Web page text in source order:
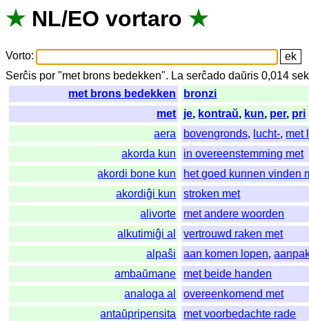
★ NL/EO vortaro ★
Vorto:
Serĉis por "met brons bedekken". La serĉado daŭris 0,014
met brons bedekken
bronzi
met
je, kontraŭ, kun, per, pri
aera
bovengronds, lucht-, met
akorda kun
in overeenstemming met
akordi bone kun
het goed kunnen vinden
akordiĝi kun
stroken met
alivorte
met andere woorden
alkutimiĝi al
vertrouwd raken met
alpaŝi
aan komen lopen,
ambaŭmane
met beide handen
analoga al
overeenkomend met
antaŭpripensita
met voorbedachte rade